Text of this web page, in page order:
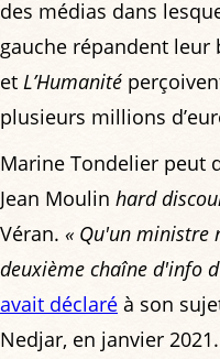
des médias dans
gauche répandent leur
et L’Humanité
plusieurs millions
Marine Tondelier peut
Jean Moulin hard
Véran. « Qu'un ministre
deuxième chaîne d'info
avait déclaré à son
Nedjar, en janvier 2021.